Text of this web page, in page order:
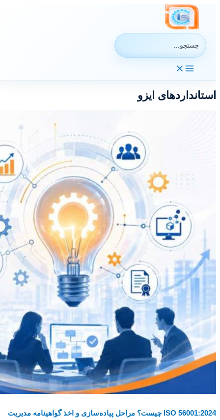
جستجوی:
استانداردهای ایزو
ISO 56001:2024 چیست؟ مراحل پیاده‌سازی و اخذ گواهینامه مدیریت